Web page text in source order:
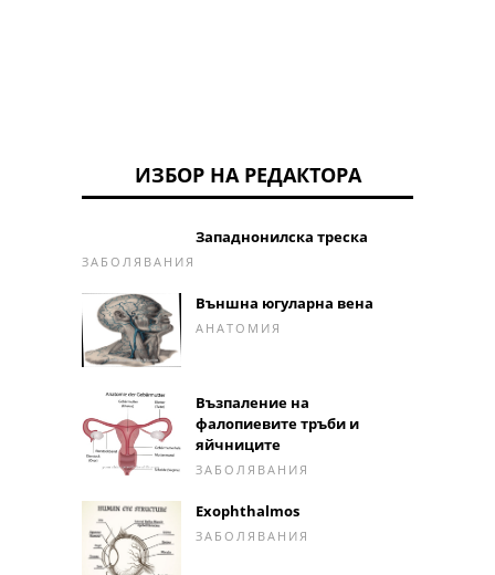
ИЗБОР НА РЕДАКТОРА
Западнонилска треска
ЗАБОЛЯВАНИЯ
Външна югуларна вена
АНАТОМИЯ
Възпаление на
фалопиевите тръби и
яйчниците
ЗАБОЛЯВАНИЯ
Exophthalmos
ЗАБОЛЯВАНИЯ